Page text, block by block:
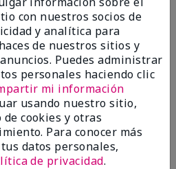
Kay® CC Cream
SPF 15*
cc cream for 8 years now. I
cakey it's not heavy and it
compliments all the time.
con nuestros socios de
y analítica para
de nuestros sitios y
Puedes administrar
personales haciendo clic
mi información
usando nuestro sitio,
cookies y otras
Para conocer más
datos personales,
de privacidad.